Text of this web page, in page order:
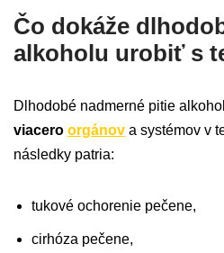
Čo dokáže
alkoholu urobiť s
Dlhodobé nadmerné pitie
viacero orgánov a systémov v
následky patria:
tukové ochorenie pečene,
cirhóza pečene,